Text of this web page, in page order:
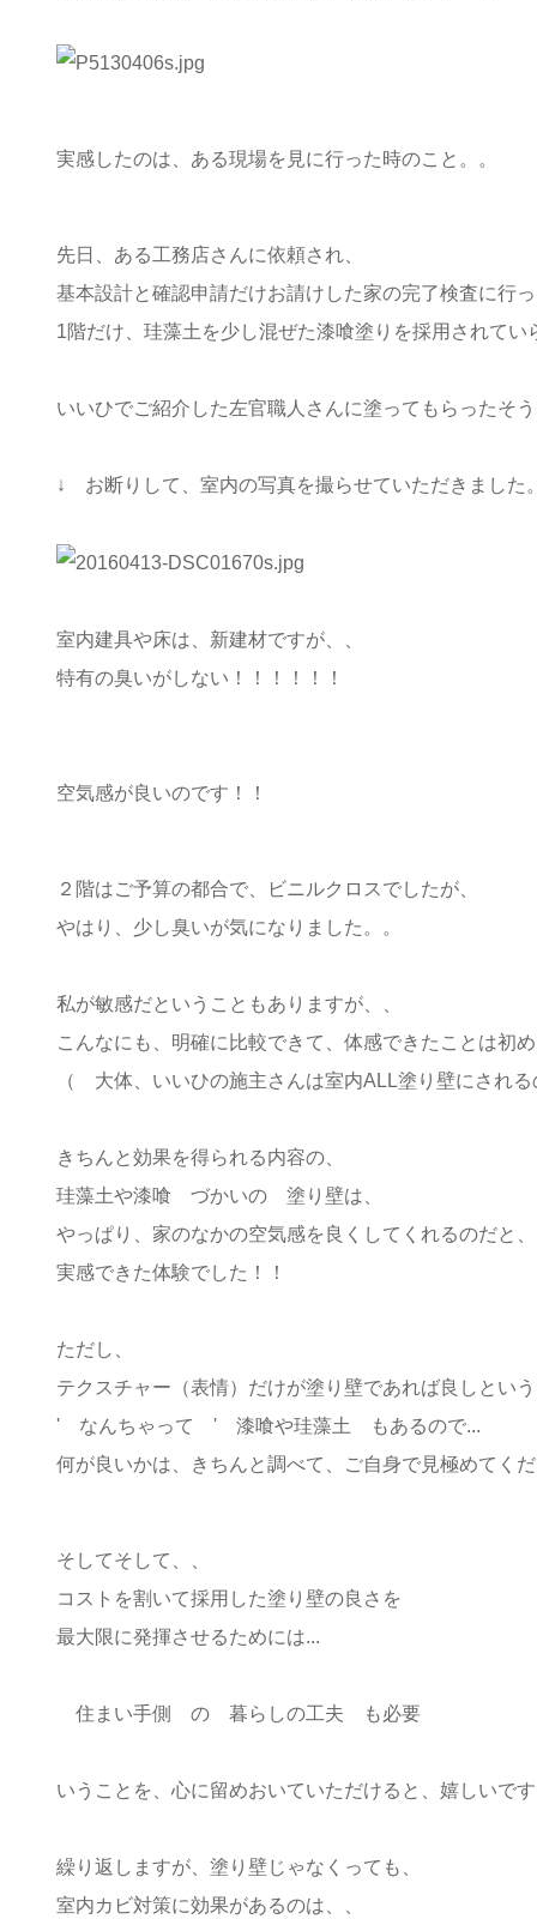
実感したのは、ある現場を見に行った時のこと。。
先日、ある工務店さんに依頼され、
基本設計と確認申請だけお請けした家の完了検査に行
1階だけ、珪藻土を少し混ぜた漆喰塗りを採用されてい
いいひでご紹介した左官職人さんに塗ってもらったそ
↓ お断りして、室内の写真を撮らせていただきました
室内建具や床は、新建材ですが、、
特有の臭いがしない！！！！！！
空気感が良いのです！！
２階はご予算の都合で、ビニルクロスでしたが、
やはり、少し臭いが気になりました。。
私が敏感だということもありますが、、
こんなにも、明確に比較できて、体感できたことは初
（ 大体、いいひの施主さんは室内ALL塗り壁にされ
きちんと効果を得られる内容の、
珪藻土や漆喰 づかいの 塗り壁は、
やっぱり、家のなかの空気感を良くしてくれるのだと、
実感できた体験でした！！
ただし、
テクスチャー（表情）だけが塗り壁であれば良しとい
' なんちゃって ' 漆喰や珪藻土 もあるので...
何が良いかは、きちんと調べて、ご自身で見極めてく
そしてそして、、
コストを割いて採用した塗り壁の良さを
最大限に発揮させるためには...
住まい手側 の 暮らしの工夫 も必要
いうことを、 心に留めおいていただけると、嬉しいで
繰り返しますが、塗り壁じゃなくっても、
室内カビ対策に効果があるのは、、